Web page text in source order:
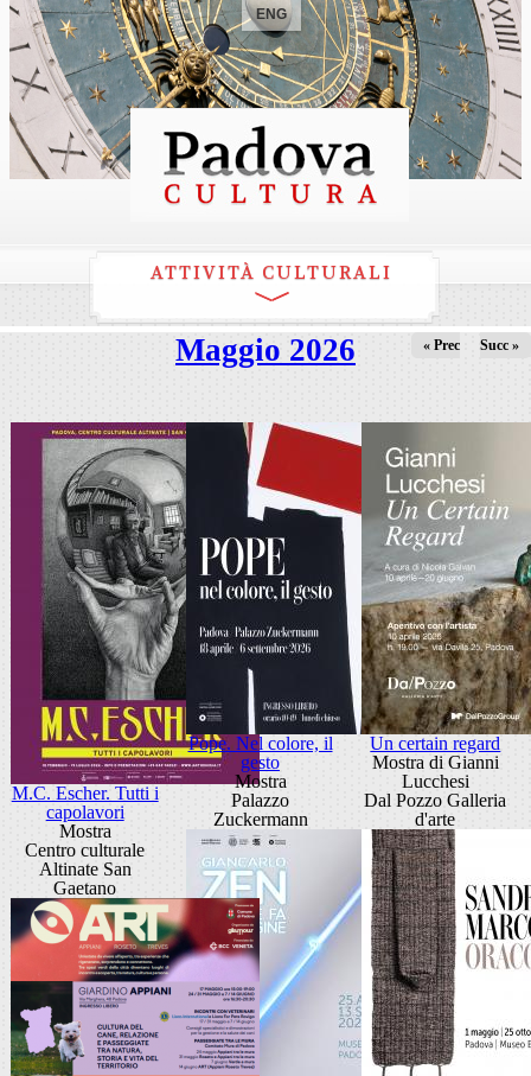
ENG
ATTIVITÀ CULTURALI
Maggio 2026 « Prec Succ »
M.C. Escher. Tutti i
capolavori
Mostra
Centro culturale
Altinate San
Gaetano
Pope. Nel colore, il
gesto
Mostra
Palazzo
Zuckermann
Un certain regard
Mostra di Gianni
Lucchesi
Dal Pozzo Galleria
d'arte